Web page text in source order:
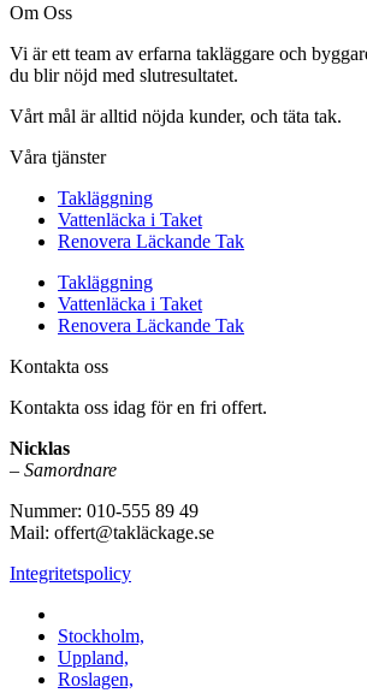
Om Oss
Vi är ett team av erfarna takläggare och
du blir nöjd med slutresultatet.
Vårt mål är alltid nöjda kunder, och täta tak.
Våra tjänster
Takläggning
Vattenläcka i Taket
Renovera Läckande Tak
Takläggning
Vattenläcka i Taket
Renovera Läckande Tak
Kontakta oss
Kontakta oss idag för en fri offert.
Nicklas
– Samordnare
Nummer: 010-555 89 49
Mail: offert@takläckage.se
Integritetspolicy
Stockholm,
Uppland,
Roslagen,